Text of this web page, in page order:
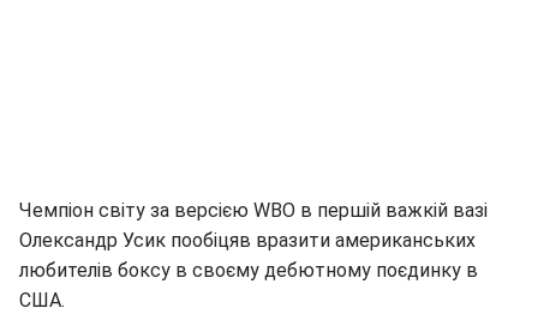
Чемпіон світу за версією WBO в першій важкій вазі
Олександр Усик пообіцяв вразити американських
любителів боксу в своєму дебютному поєдинку в
США.